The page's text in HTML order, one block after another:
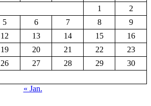
1
2
5 6 7 8
9
12 13 14 15
16
19 20 21 22
23
26 27 28 29
30
« Jan.